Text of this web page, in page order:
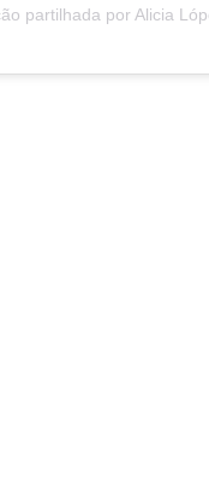
partilhada por Alicia